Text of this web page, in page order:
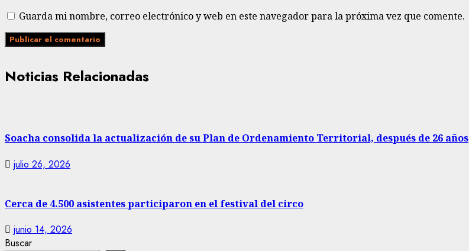
Guarda mi nombre, correo electrónico y web en este navegador para la próxima vez que comente.
Noticias Relacionadas
Soacha consolida la actualización de su Plan de Ordenamiento Territorial, después de 26 años
julio 26, 2026
Cerca de 4.500 asistentes participaron en el festival del circo
junio 14, 2026
Buscar